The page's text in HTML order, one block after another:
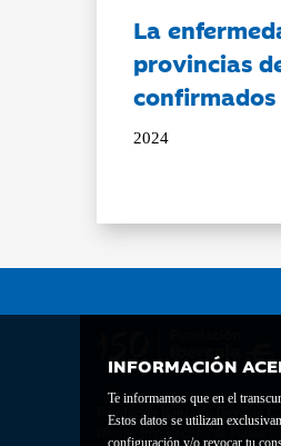
INFORMACIÓN
Te informamos que en el
Estos datos se utilizan
configuración y/o revocar tu
La
provincias
confirmados
2024
Fundación Bancaria Ibercaja
Inscrita en el Registro de